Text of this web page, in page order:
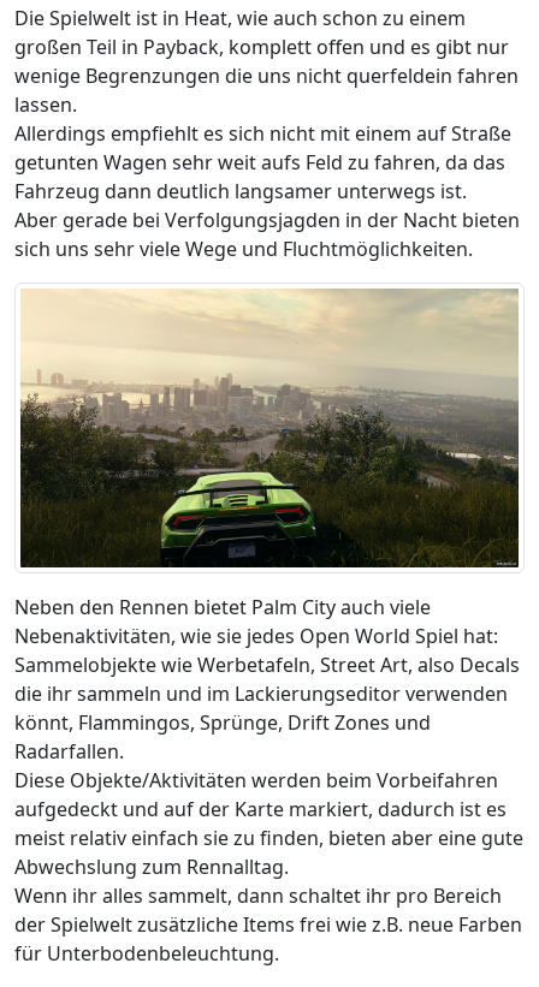
Die Spielwelt ist in Heat, wie auch schon zu einem
großen Teil in Payback, komplett offen und es gibt nur
wenige Begrenzungen die uns nicht querfeldein fahren
lassen.
Allerdings empfiehlt es sich nicht mit einem auf Straße
getunten Wagen sehr weit aufs Feld zu fahren, da das
Fahrzeug dann deutlich langsamer unterwegs ist.
Aber gerade bei Verfolgungsjagden in der Nacht bieten
sich uns sehr viele Wege und Fluchtmöglichkeiten.
Neben den Rennen bietet Palm City auch viele
Nebenaktivitäten, wie sie jedes Open World Spiel hat:
Sammelobjekte wie Werbetafeln, Street Art, also Decals
die ihr sammeln und im Lackierungseditor verwenden
könnt, Flammingos, Sprünge, Drift Zones und
Radarfallen.
Diese Objekte/Aktivitäten werden beim Vorbeifahren
aufgedeckt und auf der Karte markiert, dadurch ist es
meist relativ einfach sie zu finden, bieten aber eine gute
Abwechslung zum Rennalltag.
Wenn ihr alles sammelt, dann schaltet ihr pro Bereich
der Spielwelt zusätzliche Items frei wie z.B. neue Farben
für Unterbodenbeleuchtung.